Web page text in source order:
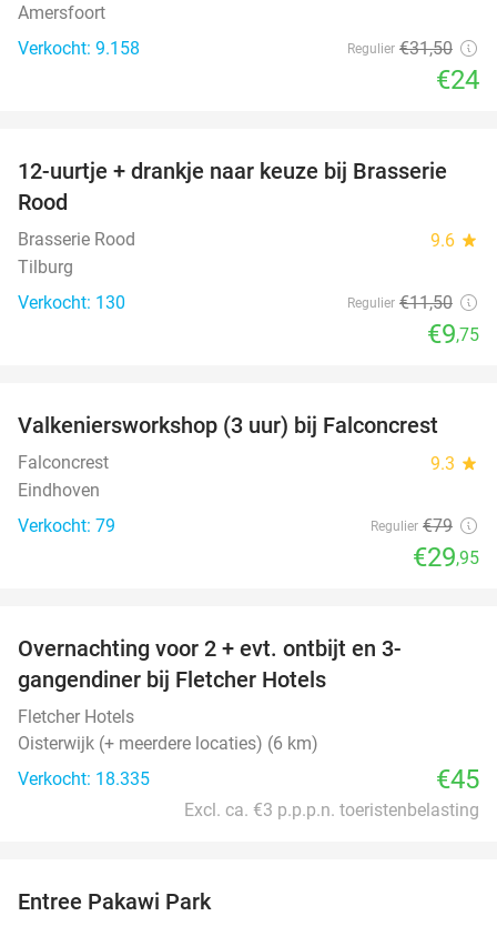
Amersfoort
Verkocht: 9.158
Regulier €31,50
€24
15%
12-uurtje + drankje naar keuze bij Brasserie
Rood
Brasserie Rood 9.6 star
Tilburg
Verkocht: 130
Regulier €11,50
€9,75
62%
Valkeniersworkshop (3 uur) bij Falconcrest
Falconcrest 9.3 star
Eindhoven
Verkocht: 79
Regulier €79
€29,95
Overnachting voor 2 + evt. ontbijt en 3-
gangendiner bij Fletcher Hotels
Fletcher Hotels
Oisterwijk (+ meerdere locaties) (6 km)
Verkocht: 18.335
€45
Excl. ca. €3 p.p.p.n. toeristenbelasting
Entree Pakawi Park